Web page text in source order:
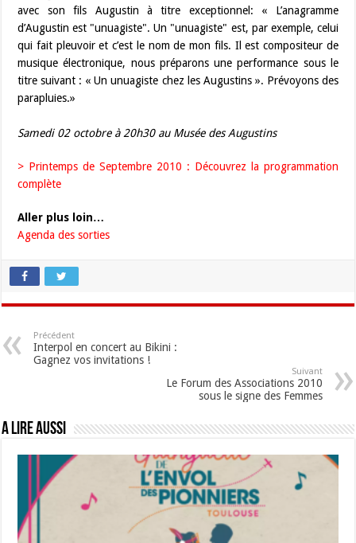
avec son fils Augustin à titre exceptionnel: « L’anagramme
d’Augustin est "unuagiste". Un "unuagiste" est, par exemple, celui
qui fait pleuvoir et c’est le nom de mon fils. Il est compositeur de
musique électronique, nous préparons une performance sous le
titre suivant : « Un unuagiste chez les Augustins ». Prévoyons des
parapluies.»
Samedi 02 octobre à 20h30 au Musée des Augustins
> Printemps de Septembre 2010 : Découvrez la programmation
complète
Aller plus loin…
Agenda des sorties
Précédent
Interpol en concert au Bikini :
Gagnez vos invitations !
Suivant
Le Forum des Associations 2010
sous le signe des Femmes
A lire aussi